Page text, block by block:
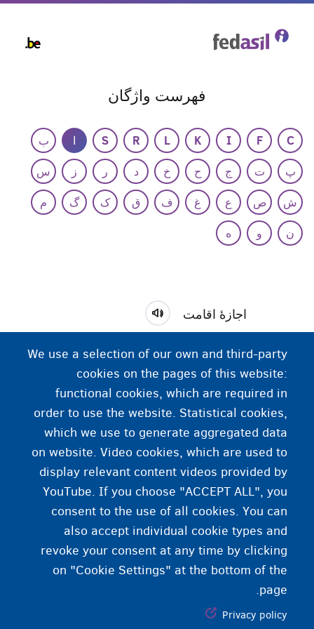
فهرست واژگان
C
F
I
K
L
R
S ا
ب
پ
ت ج ح خ د ر ز
س
ش
ص ع غ ف ق ک گ
م
ن
و ه
اجازۀ اقامت
برای زندگی در کشوری که شهروند آن نیستید، باید اجازۀ
اقامت داشته باشید. بسیاری از کشور‌ها برای اتباع بیگانه‌ای
که می‌خواهند در کشور آن‌ها اقامت یا کار کنند،
محدودیت‌های قانونی وضع می‌کنند.
We use a selection of our own and third-party
cookies on the pages of this website:
functional cookies, which are required in
order to use the website. Statistical cookies,
which we use to generate aggregated data
on website. Video cookies, which are used to
display relevant content videos provided by
YouTube. If you choose "ACCEPT ALL", you
consent to the use of all cookies. You can
also accept individual cookie types and
revoke your consent at any time by clicking
on "Cookie Settings" at the bottom of the
page.
Privacy policy